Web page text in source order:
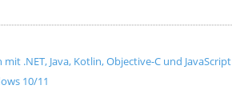
.NET, Java, Kotlin, Objective-C und JavaScript
10/11